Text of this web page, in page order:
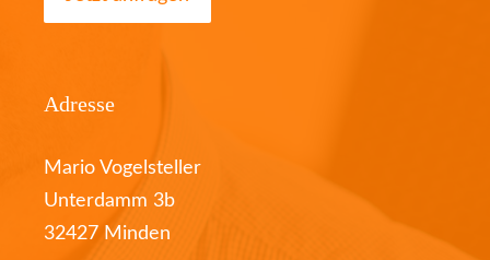
Adresse
Mario Vogelsteller
Unterdamm 3b
32427 Minden